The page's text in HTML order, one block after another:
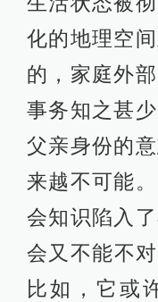
化的地理空
的，家庭外
事务知之甚
父亲身份的
来越不可能
会知识陷入
会又不能不
比如，它或